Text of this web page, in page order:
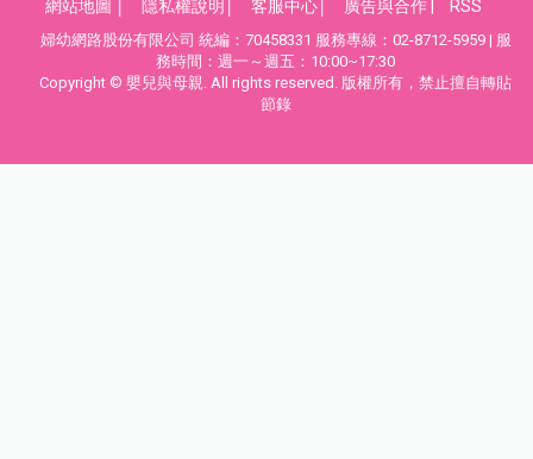
網站地圖 隱私權說明 客服中心 廣告與合作 RSS
婦幼網路股份有限公司 統編：70458331 服務專線：02-8712-5959 | 服
務時間：週一～週五：10:00~17:30
Copyright © 嬰兒與母親. All rights reserved. 版權所有，禁止擅自轉貼
節錄